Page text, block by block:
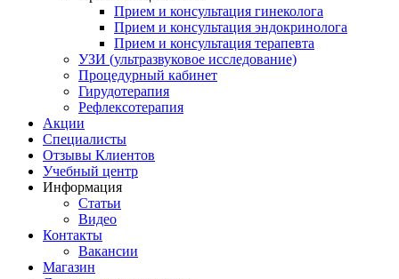
Прием и консультация гинеколога
Прием и консультация эндокринолога
Прием и консультация терапевта
УЗИ (ультразвуковое исследование)
Процедурный кабинет
Гирудотерапия
Рефлексотерапия
Акции
Специалисты
Отзывы Клиентов
Учебный центр
Информация
Статьи
Видео
Контакты
Вакансии
Магазин